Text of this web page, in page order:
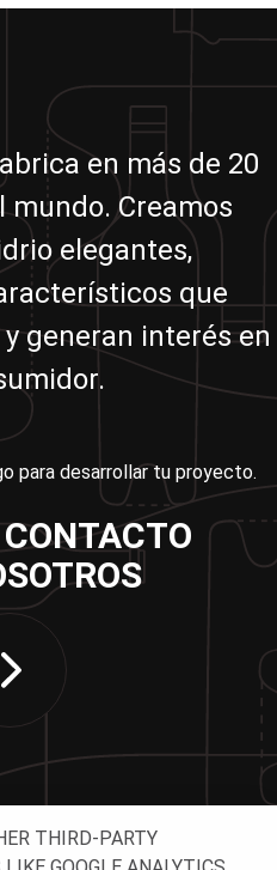
en más de 20
mundo. Creamos
elegantes,
que
generan interés en
para desarrollar tu proyecto.
THIRD-PARTY